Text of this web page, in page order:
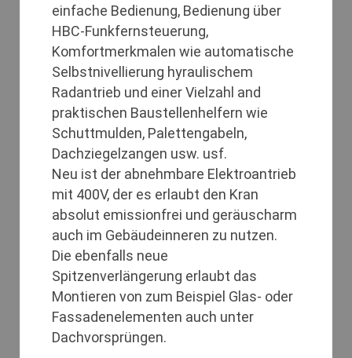
einfache Bedienung, Bedienung über
HBC-Funkfernsteuerung,
Komfortmerkmalen wie automatische
Selbstnivellierung hyraulischem
Radantrieb und einer Vielzahl and
praktischen Baustellenhelfern wie
Schuttmulden, Palettengabeln,
Dachziegelzangen usw. usf.
Neu ist der abnehmbare Elektroantrieb
mit 400V, der es erlaubt den Kran
absolut emissionfrei und geräuscharm
auch im Gebäudeinneren zu nutzen.
Die ebenfalls neue
Spitzenverlängerung erlaubt das
Montieren von zum Beispiel Glas- oder
Fassadenelementen auch unter
Dachvorsprüngen.